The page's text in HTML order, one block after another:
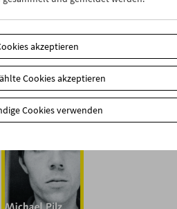
Stück
In den Warenkorb
Ähnliche Produkte
akzeptieren
Cookies akzeptieren
Cookies verwenden